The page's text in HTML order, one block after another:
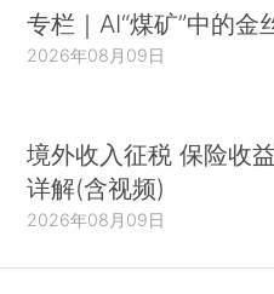
专栏｜AI“煤矿”中的金
2026年08月09日
境外收入征税 保险收
详解(含视频)
2026年08月09日